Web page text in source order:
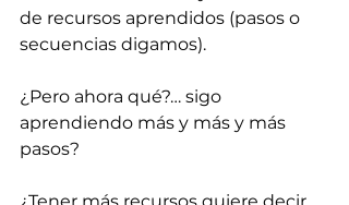
de recursos aprendidos (pasos o
secuencias digamos).
¿Pero ahora qué?… sigo
aprendiendo más y más y más
pasos?